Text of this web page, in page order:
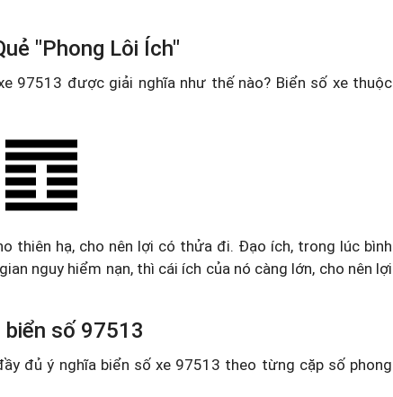
"Phong Lôi Ích"
97513 được giải nghĩa như thế nào? Biển số xe thuộc
thiên hạ, cho nên lợi có thửa đi. Đạo ích, trong lúc bình
nguy hiểm nạn, thì cái ích của nó càng lớn, cho nên lợi
biển số 97513
đủ ý nghĩa biển số xe 97513 theo từng cặp số phong